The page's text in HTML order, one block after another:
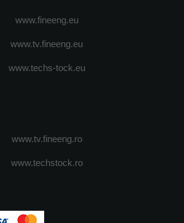
www.fineeng.eu
www.tv.fineeng.eu
www.techs-tock.eu
www.tv.fineeng.ro
www.techstock.ro